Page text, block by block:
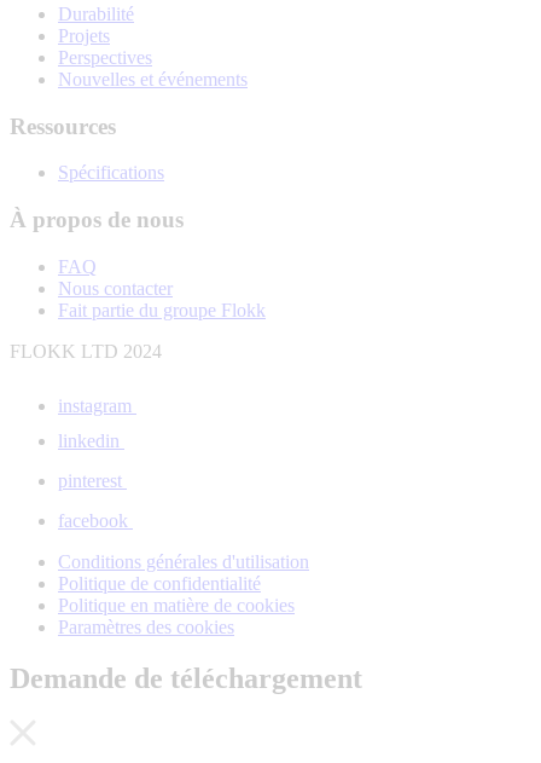
Durabilité
Projets
Perspectives
Nouvelles et événements
Ressources
Spécifications
À propos de nous
FAQ
Nous contacter
Fait partie du groupe Flokk
FLOKK LTD 2024
instagram
linkedin
pinterest
facebook
Conditions générales d'utilisation
Politique de confidentialité
Politique en matière de cookies
Paramètres des cookies
Demande de téléchargement